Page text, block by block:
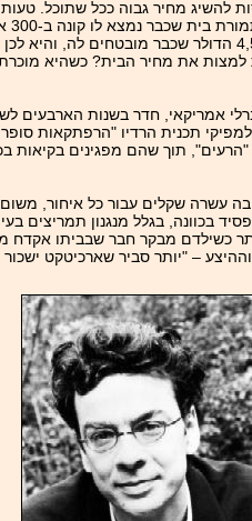
מחיר גבוה ככל שתוכל. טעות!
אם היא מקבלת אחוז וחצי ממחיר העסקה, אזי עבודה נוספת זו תעשיר אותה
4,500 דולר נוספים. מתי כן תתעקש הסוכנת למצות
אמריקאי, חדר בשנות הארבעים
תכנית הרדיו "הרפתקאות
תוך שהם מפגינים בקיאות
עשרה שקלים עבור כל איחור,
בגלל מנגנון תמריצים
כשילדם מבקר חבר שבביתו אקדח
– "יותר סביר שארכיטקט